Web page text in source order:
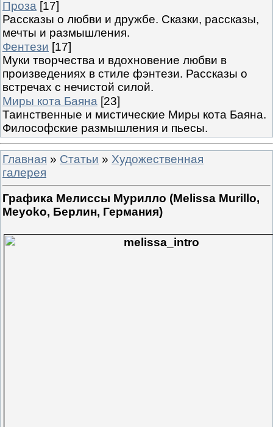
Проза [17]
Рассказы о любви и дружбе. Сказки, рассказы,
мечты и размышления.
Фентези [17]
Муки творчества и вдохновение любви в
произведениях в стиле фэнтези. Рассказы о
встречах с нечистой силой.
Миры кота Баяна [23]
Таинственные и мистические Миры кота Баяна.
Философские размышления и пьесы.
Главная » Статьи » Художественная
галерея
Графика Мелиссы Мурилло (Melissa Murillo,
Meyoko, Берлин, Германия)